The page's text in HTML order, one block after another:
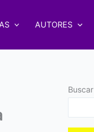
AUTORES
Buscar